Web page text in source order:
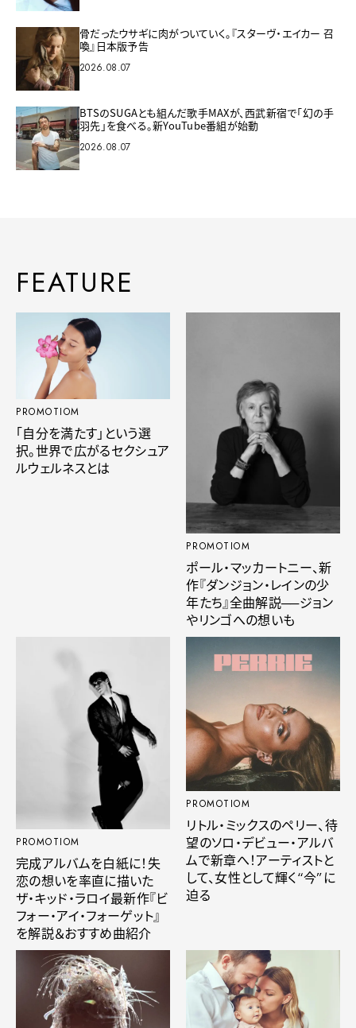
骨だったウサギに肉がついていく。『スターヴ・エイカー 召
喚』日本版予告
2026.08.07
BTSのSUGAとも組んだ歌手MAXが、西武新宿で「幻の手
羽先」を食べる。新YouTube番組が始動
2026.08.07
FEATURE
PROMOTIOM
「自分を満たす」という選
択。世界で広がるセクシュア
ルウェルネスとは
PROMOTIOM
ポール・マッカートニー、新
作『ダンジョン・レインの少
年たち』全曲解説──ジョン
やリンゴへの想いも
PROMOTIOM
完成アルバムを白紙に！失
恋の想いを率直に描いた
ザ・キッド・ラロイ最新作『ビ
フォー・アイ・フォーゲット』
を解説＆おすすめ曲紹介
PROMOTIOM
リトル・ミックスのペリー、待
望のソロ・デビュー・アルバ
ムで新章へ！アーティストと
して、女性として輝く“今”に
迫る